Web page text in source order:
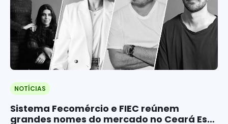
NOTÍCIAS
Sistema Fecomércio e FIEC reúnem
grandes nomes do mercado no Ceará Está